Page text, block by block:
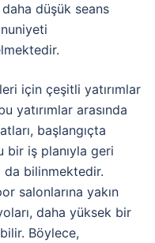
daha düşük seans
için çeşitli yatırımlar
yatırımlar arasında
başlangıçta
bir iş planıyla geri
da bilinmektedir.
salonlarına yakın
daha yüksek bir
Böylece,